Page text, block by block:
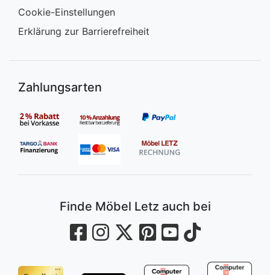
Cookie-Einstellungen
Erklärung zur Barrierefreiheit
Zahlungsarten
Finde Möbel Letz auch bei